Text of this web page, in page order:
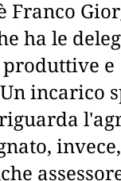
Franco
ha le
e
incarico